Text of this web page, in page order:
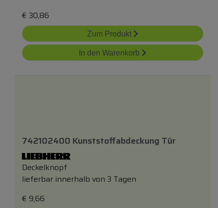
€ 30,86
Zum Produkt
In den Warenkorb
742102400 Kunststoffabdeckung Tür
Deckelknopf
lieferbar innerhalb von 3 Tagen
€ 9,66